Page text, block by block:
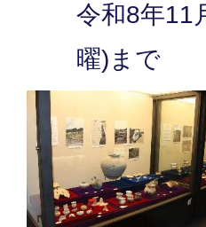
令和8年11
曜)まで